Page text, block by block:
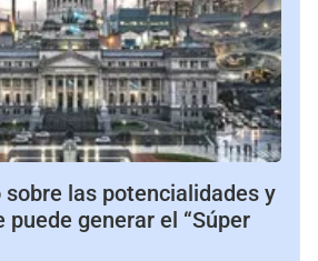
las potencialidades y
puede generar el “Súper